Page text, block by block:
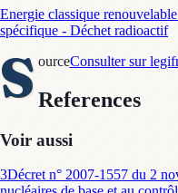
Energie classique
spécifique - Déchet radioactif
S ourceConsulter sur
References
Voir aussi
3Décret n° 2007-1557 du 2